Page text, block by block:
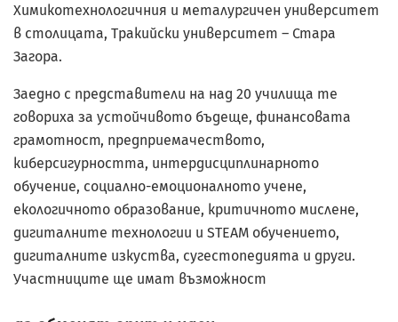
Химикотехнологичния и металургичен университет
в столицата, Тракийски университет – Стара
Загора.
Заедно с представители на над 20 училища те
говориха за устойчивото бъдеще, финансовата
грамотност, предприемачеството,
киберсигурността, интердисциплинарното
обучение, социално-емоционалното учене,
екологичното образование, критичното мислене,
дигиталните технологии и STEAM обучението,
дигиталните изкуства, сугестопедията и други.
Участниците ще имат възможност